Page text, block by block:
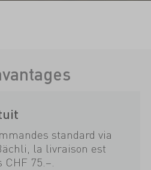
standard via
la livraison est
75.–.